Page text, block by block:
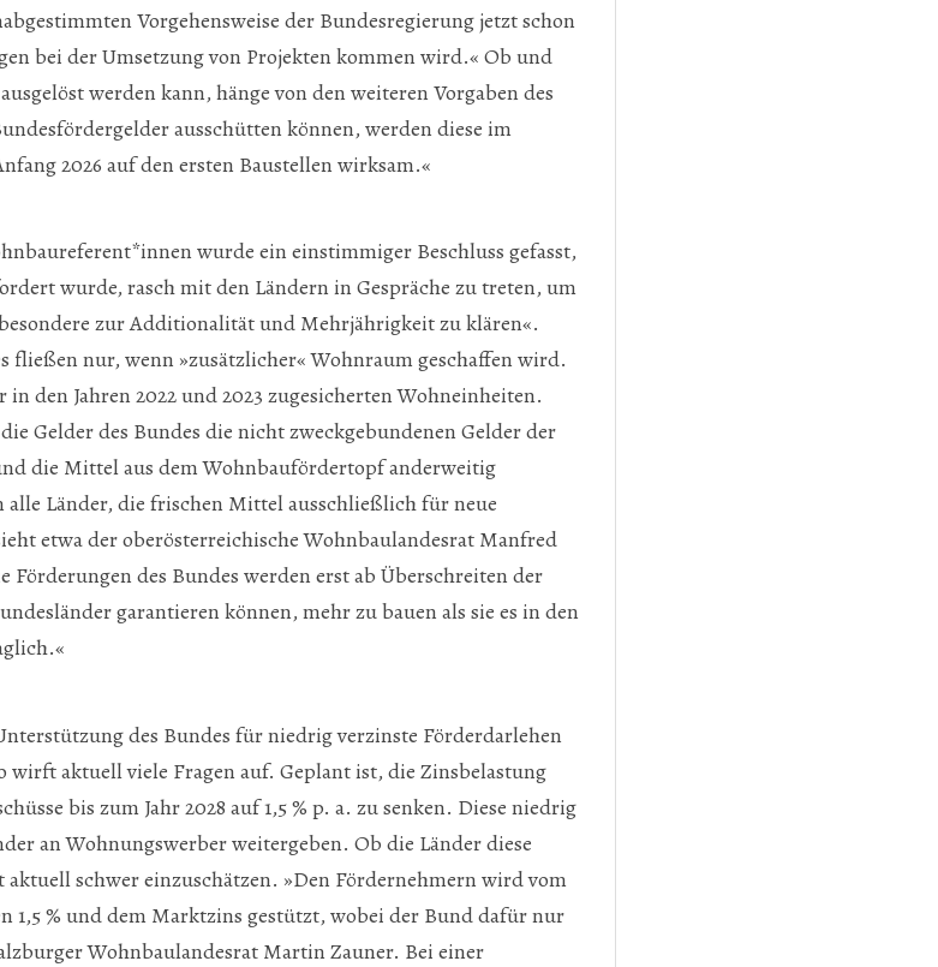
Vorgehensweise der Bundesregierung jetzt schon
bei der Umsetzung von Projekten kommen wird.« Ob und
werden kann, hänge von den weiteren Vorgaben des
ausschütten können, werden diese im
2026 auf den ersten Baustellen wirksam.«
wurde ein einstimmiger Beschluss gefasst,
wurde, rasch mit den Ländern in Gespräche zu treten, um
zur Additionalität und Mehrjährigkeit zu klären«.
fließen nur, wenn »zusätzlicher« Wohnraum geschaffen wird.
den Jahren 2022 und 2023 zugesicherten Wohneinheiten.
Gelder des Bundes die nicht zweckgebundenen Gelder der
die Mittel aus dem Wohnbaufördertopf anderweitig
Länder, die frischen Mittel ausschließlich für neue
etwa der oberösterreichische Wohnbaulandesrat Manfred
des Bundes werden erst ab Überschreiten der
garantieren können, mehr zu bauen als sie es in den
des Bundes für niedrig verzinste Förderdarlehen
aktuell viele Fragen auf. Geplant ist, die Zinsbelastung
bis zum Jahr 2028 auf 1,5 % p. a. zu senken. Diese niedrig
an Wohnungswerber weitergeben. Ob die Länder diese
schwer einzuschätzen. »Den Fördernehmern wird vom
1,5 % und dem Marktzins gestützt, wobei der Bund dafür nur
Wohnbaulandesrat Martin Zauner. Bei einer